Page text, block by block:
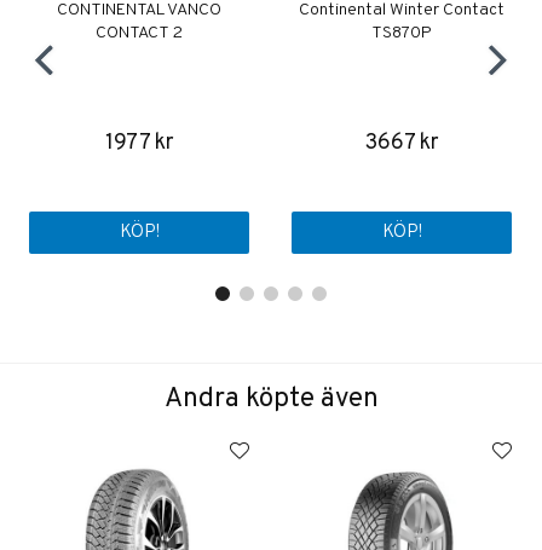
CONTINENTAL VANCO
CONTACT 2
1977 kr
KÖP!
Continental Winter Contact
TS870P
3667 kr
KÖP!
Andra köpte även